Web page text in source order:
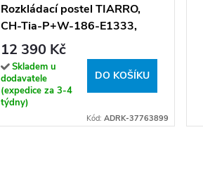
Rozkládací postel TIARRO,
CH-Tia-P+W-186-E1333,
Rozkládací postel TIARRO
180x80 cm, růžová/bílá
12 390 Kč
Skladem u
dodavatele
(expedice za 3-4
týdny)
DO KOŠÍKU
Kód: ADRK-37763899